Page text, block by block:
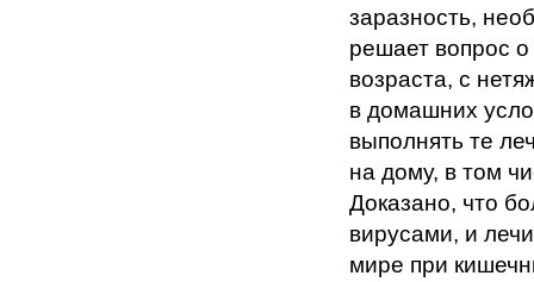
заразность,
решает вопрос
возраста, с
в домашних
выполнять те
на дому, в том
Доказано, что
вирусами, и
мире при